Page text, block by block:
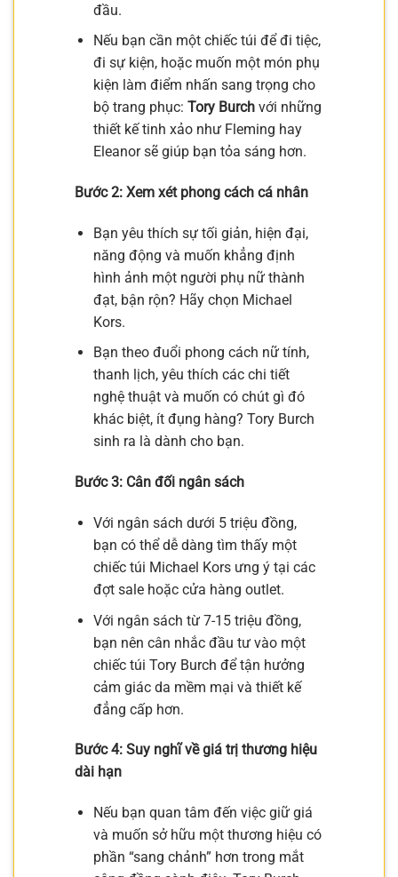
đầu.
Nếu bạn cần một chiếc túi để đi tiệc,
đi sự kiện, hoặc muốn một món phụ
kiện làm điểm nhấn sang trọng cho
bộ trang phục: Tory Burchvới những
thiết kế tinh xảo như Fleming hay
Eleanor sẽ giúp bạn tỏa sáng hơn.
Bước 2: Xem xét phong cách cá nhân
Bạn yêu thích sự tối giản, hiện đại,
năng động và muốn khẳng định
hình ảnh một người phụ nữ thành
đạt, bận rộn? Hãy chọn Michael
Kors.
Bạn theo đuổi phong cách nữ tính,
thanh lịch, yêu thích các chi tiết
nghệ thuật và muốn có chút gì đó
khác biệt, ít đụng hàng? Tory Burch
sinh ra là dành cho bạn.
Bước 3: Cân đối ngân sách
Với ngân sách dưới 5 triệu đồng,
bạn có thể dễ dàng tìm thấy một
chiếc túi Michael Kors ưng ý tại các
đợt sale hoặc cửa hàng outlet.
Với ngân sách từ 7-15 triệu đồng,
bạn nên cân nhắc đầu tư vào một
chiếc túi Tory Burch để tận hưởng
cảm giác da mềm mại và thiết kế
đẳng cấp hơn.
Bước 4: Suy nghĩ về giá trị thương hiệu
dài hạn
Nếu bạn quan tâm đến việc giữ giá
và muốn sở hữu một thương hiệu có
phần “sang chảnh” hơn trong mắt